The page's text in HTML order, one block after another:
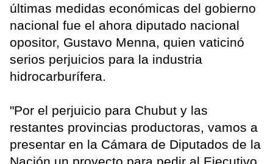
últimas medidas económicas del gobierno
nacional fue el ahora diputado nacional
opositor, Gustavo Menna, quien vaticinó
serios perjuicios para la industria
hidrocarburífera.
"Por el perjuicio para Chubut y las
restantes provincias productoras, vamos a
presentar en la Cámara de Diputados de la
Nación un proyecto para pedir al Ejecutivo